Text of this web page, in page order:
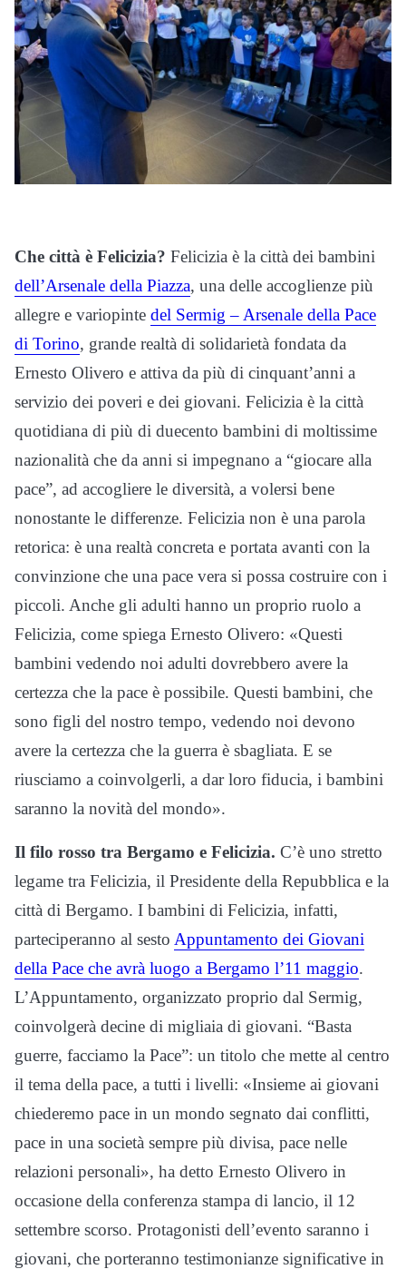
Che città è Felicizia? Felicizia è la città dei bambini
dell’Arsenale della Piazza, una delle accoglienze più
allegre e variopinte del Sermig – Arsenale della Pace
di Torino, grande realtà di solidarietà fondata da
Ernesto Olivero e attiva da più di cinquant’anni a
servizio dei poveri e dei giovani. Felicizia è la città
quotidiana di più di duecento bambini di moltissime
nazionalità che da anni si impegnano a “giocare alla
pace”, ad accogliere le diversità, a volersi bene
nonostante le differenze. Felicizia non è una parola
retorica: è una realtà concreta e portata avanti con la
convinzione che una pace vera si possa costruire con i
piccoli. Anche gli adulti hanno un proprio ruolo a
Felicizia, come spiega Ernesto Olivero: «Questi
bambini vedendo noi adulti dovrebbero avere la
certezza che la pace è possibile. Questi bambini, che
sono figli del nostro tempo, vedendo noi devono
avere la certezza che la guerra è sbagliata. E se
riusciamo a coinvolgerli, a dar loro fiducia, i bambini
saranno la novità del mondo».
Il filo rosso tra Bergamo e Felicizia. C’è uno stretto
legame tra Felicizia, il Presidente della Repubblica e la
città di Bergamo. I bambini di Felicizia, infatti,
parteciperanno al sesto Appuntamento dei Giovani
della Pace che avrà luogo a Bergamo l’11 maggio.
L’Appuntamento, organizzato proprio dal Sermig,
coinvolgerà decine di migliaia di giovani. “Basta
guerre, facciamo la Pace”: un titolo che mette al centro
il tema della pace, a tutti i livelli: «Insieme ai giovani
chiederemo pace in un mondo segnato dai conflitti,
pace in una società sempre più divisa, pace nelle
relazioni personali», ha detto Ernesto Olivero in
occasione della conferenza stampa di lancio, il 12
settembre scorso. Protagonisti dell’evento saranno i
giovani, che porteranno testimonianze significative in